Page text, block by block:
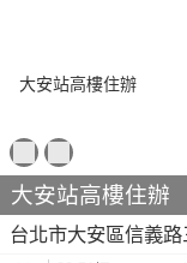
大安站高樓住辦
台北市大安區信義路